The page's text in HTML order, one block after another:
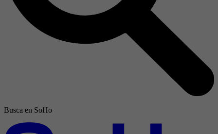
Busca en SoHo